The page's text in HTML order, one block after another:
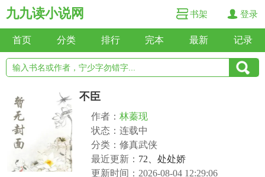
九九读小说网 书架 登录
首页 分类 排行 完本 最新 记录
不臣
作者： 林蓁现
状态：连载中
分类：修真武侠
最近更新： 72、处处娇
更新时间：2026-08-04 12:29:06